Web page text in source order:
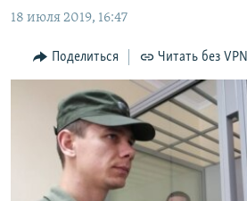
Вернутся
поискуИНФОГРАФИКА
ТЕЛЕПРОЕКТ КРЫМ.РЕАЛИИ
СОВЕТЫ ПРАВОЗАЩИТНИКОВ
ПРОПАВШИЕ БЕЗ ВЕСТИ
ПОБЕДИТЕЛЕЙ НЕ СУДЯТ?
РАДІО СВОБОДА
КАК ОБОЙТИ БЛОКИРОВКУ
Українською
Qırımtatar
ПРИСОЕДИНЯЙТЕСЬ!
18 июля 2019, 16:47
Поделиться Читать без VPN